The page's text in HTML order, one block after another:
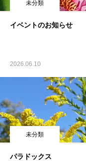
未分類
イベントのお知らせ
2026.06.10
未分類
パラドックス